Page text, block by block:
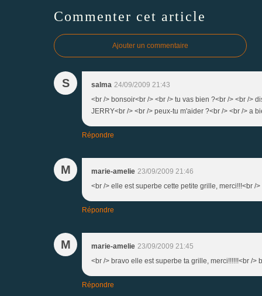
Commenter cet article
Ajouter un commentaire
S salma 24/09/2009 21:43
<br /> bonsoir<br /> <br /> tu vas bien ?<br /> <br />
JERRY<br /> <br /> peux-tu m'aider ?<br /> <br /> a
Répondre
M marie-amelie 23/09/2009 21:46
<br /> elle est superbe cette petite grille, merci!!!<br /
Répondre
M marie-amelie 23/09/2009 21:45
<br /> bravo elle est superbe ta grille, merci!!!!!!<br />
Répondre